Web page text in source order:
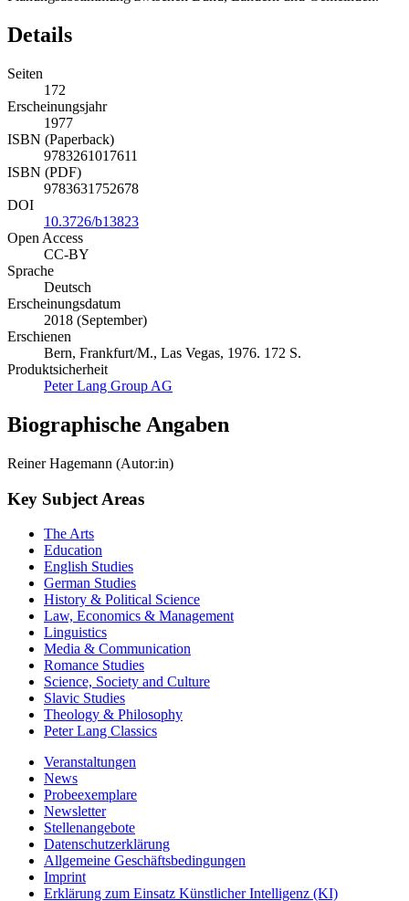
Details
Seiten
172
Erscheinungsjahr
1977
ISBN (Paperback)
9783261017611
ISBN (PDF)
9783631752678
DOI
10.3726/b13823
Open Access
CC-BY
Sprache
Deutsch
Erscheinungsdatum
2018 (September)
Erschienen
Bern, Frankfurt/M., Las Vegas, 1976. 172 S.
Produktsicherheit
Peter Lang Group AG
Biographische Angaben
Reiner Hagemann (Autor:in)
Key Subject Areas
The Arts
Education
English Studies
German Studies
History & Political Science
Law, Economics & Management
Linguistics
Media & Communication
Romance Studies
Science, Society and Culture
Slavic Studies
Theology & Philosophy
Peter Lang Classics
Veranstaltungen
News
Probeexemplare
Newsletter
Stellenangebote
Datenschutzerklärung
Allgemeine Geschäftsbedingungen
Imprint
Erklärung zum Einsatz Künstlicher Intelligenz (KI)